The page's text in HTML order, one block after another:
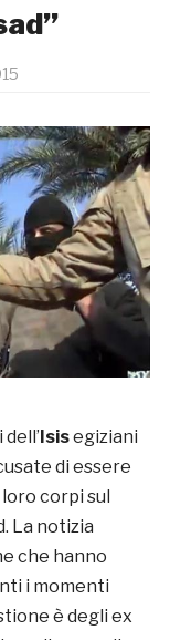
Isisegiziani
di essere
corpi sul
La notizia
che hanno
i momenti
è degli ex